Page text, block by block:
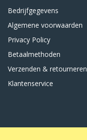
Bedrijfgegevens
Algemene voorwaarden
Privacy Policy
Betaalmethoden
Verzenden & retourneren
Klantenservice